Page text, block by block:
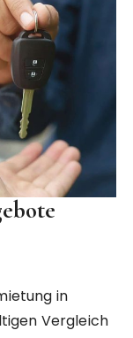
in
Vergleich